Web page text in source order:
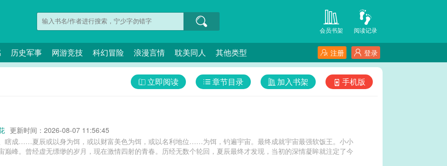
阅读记录
会员书架
历史军事 网游竞技 科幻冒险 浪漫言情 耽美同人 其他类型 登录
注册
手机版
加入书架
章节目录
立即阅读
更新时间：2026-08-07 11:56:45
瞎成……夏辰或以身为饵，或以财富美色为饵，或以名利地位……为饵，钓遍宇宙。最终成就宇宙最强软饭王。小小
巅峰。曾经虚无缥缈的岁月，现在激情四射的青春。历经无数个轮回，夏辰最终才发现，当初的深情凝眸就注定了今